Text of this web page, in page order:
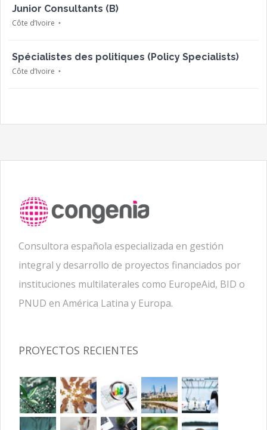
Junior Consultants (B)
Côte d’Ivoire
Spécialistes des politiques (Policy Specialists)
Côte d’Ivoire
Consultora española especializada en gestión
integral y desarrollo de proyectos financiados por
instituciones multilaterales como EuropeAid, BID o
PNUD en América Latina y Europa.
PROYECTOS RECIENTES